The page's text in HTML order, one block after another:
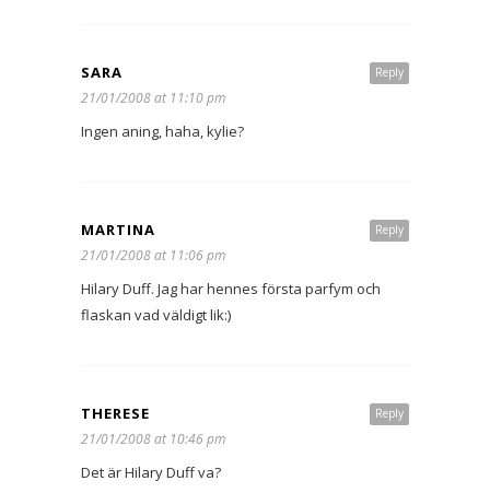
Reply
SARA
21/01/2008 at 11:10 pm
Ingen aning, haha, kylie?
Reply
MARTINA
21/01/2008 at 11:06 pm
Hilary Duff. Jag har hennes första parfym och
flaskan vad väldigt lik:)
Reply
THERESE
21/01/2008 at 10:46 pm
Det är Hilary Duff va?